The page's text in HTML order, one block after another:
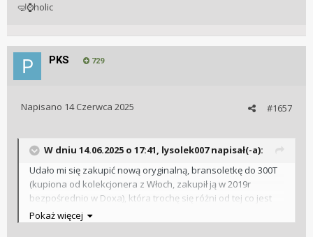
🤿⌚holic
PKS 729
#1657
Napisano 14 Czerwca 2025
W dniu 14.06.2025 o 17:41, lysolek007napisał(-a):
Udało mi się zakupić nową oryginalną, bransoletkę do 300T
(kupiona od kolekcjonera z Włoch, zakupił ją w 2019r
bezpośrednio w Doxa), która trochę się różni od tej co jest
teraz w zestawie, później wrzucę zdjęcia dla porównania
obu wersji i recenzję.
Pokaż więcej